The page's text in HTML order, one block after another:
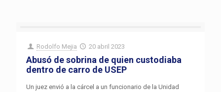
Rodolfo Mejia 20 abril 2023
Abusó de sobrina de quien custodiaba
dentro de carro de USEP
Un juez envió a la cárcel a un funcionario de la Unidad